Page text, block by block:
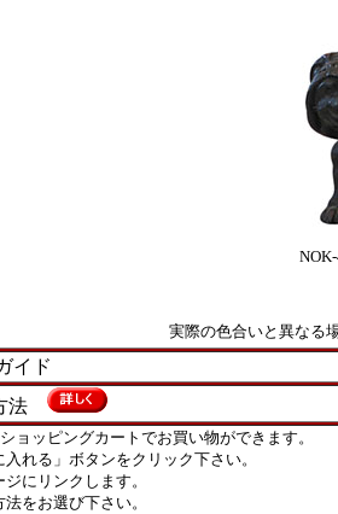
実際の色合いと異なる
イド
法
ョッピングカートでお買い物ができます。
れる」ボタンをクリック下さい。
にリンクします。
をお選び下さい。